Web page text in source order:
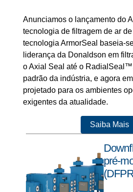
Anunciamos o lançamento do
tecnologia de filtragem de ar
tecnologia ArmorSeal baseia-
liderança da Donaldson em
o Axial Seal até o
padrão da indústria, e agora
projetado para os ambientes
exigentes da atualidade.
Saiba Mais
pré-